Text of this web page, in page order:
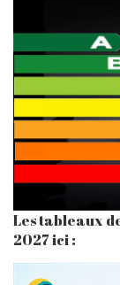
Les tableaux
2027 ici :